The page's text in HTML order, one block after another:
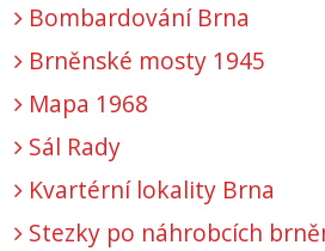
Bombardování Brna
Brněnské mosty 1945
Mapa 1968
Sál Rady
Kvartérní lokality Brna
Stezky po náhrobcích